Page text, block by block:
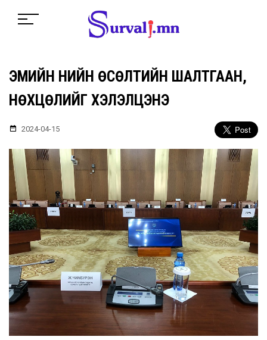
ЭМИЙН ҮНИЙН ӨСӨЛТИЙН ШАЛТГААН,
НӨХЦӨЛИЙГ ХЭЛЭЛЦЭНЭ
2024-04-15